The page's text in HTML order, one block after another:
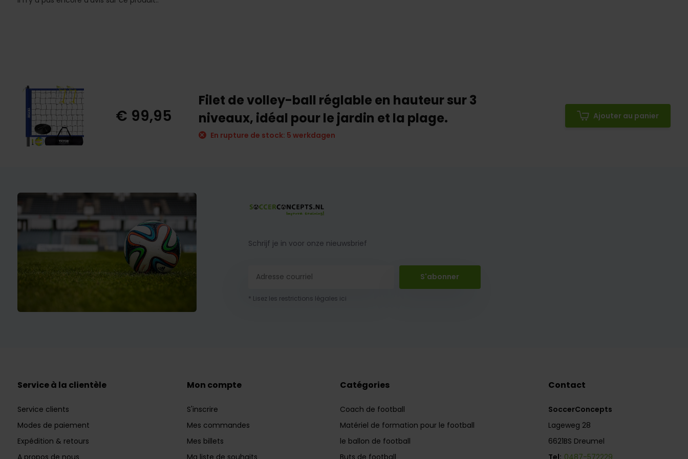
€ 99,95
Filet de volley-ball réglable en hauteur sur 3
niveaux, idéal pour le jardin et la plage.
En rupture de stock: 5 werkdagen
Ajouter au panier
Schrijf je in voor onze nieuwsbrief
S'abonner
* Lisez les restrictions légales ici
Service à la clientèle
Service clients
Modes de paiement
Expédition & retours
Mon compte
S'inscrire
Mes commandes
Mes billets
Catégories
Coach de football
Matériel de formation pour le football
le ballon de football
Contact
SoccerConcepts
Lageweg 28
6621BS Dreumel